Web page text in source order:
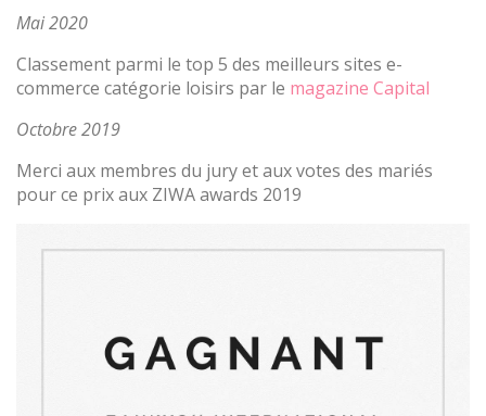
Mai 2020
Classement parmi le top 5 des meilleurs sites e-
commerce catégorie loisirs par le magazine Capital
Octobre 2019
Merci aux membres du jury et aux votes des mariés
pour ce prix aux ZIWA awards 2019